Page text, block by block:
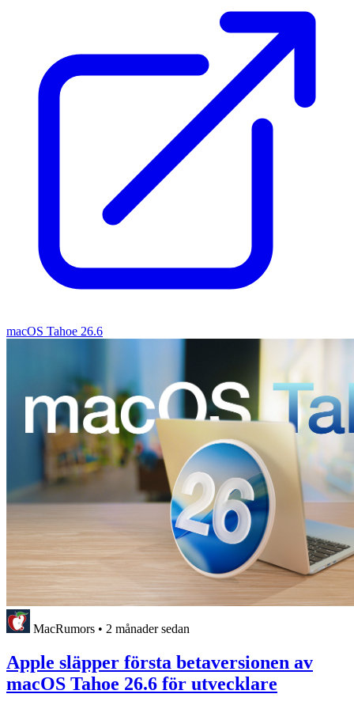
macOS Tahoe 26.6
MacRumors • 2 månader sedan
Apple släpper första betaversionen av
macOS Tahoe 26.6 för utvecklare